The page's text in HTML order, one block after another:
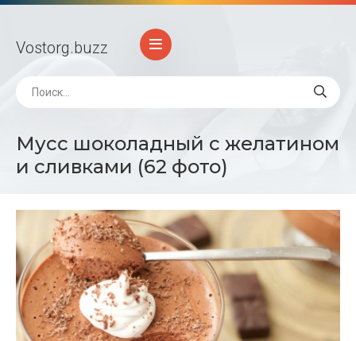
Vostorg.buzz
Мусс шоколадный с желатином
и сливками (62 фото)